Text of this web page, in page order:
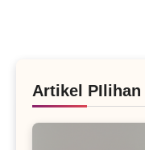
Artikel PIlihan